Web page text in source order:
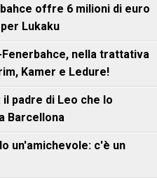
offre 6 milioni di euro
Lukaku
Fenerbahce, nella trattativa
Kamer e Ledure!
padre di Leo che lo
Barcellona
un'amichevole: c'è un